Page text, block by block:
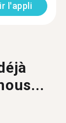
l'appli